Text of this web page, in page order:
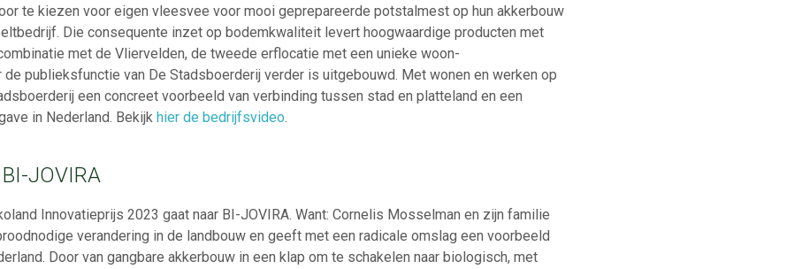
te kiezen voor eigen vleesvee voor mooi geprepareerde potstalmest op hun akkerbouw
Die consequente inzet op bodemkwaliteit levert hoogwaardige producten met
met de Vliervelden, de tweede erflocatie met een unieke woon-
de publieksfunctie van De Stadsboerderij verder is uitgebouwd. Met wonen en werken op
een concreet voorbeeld van verbinding tussen stad en platteland en een
in Nederland. Bekijk hier de bedrijfsvideo.
JOVIRA
Innovatieprijs 2023 gaat naar BI-JOVIRA. Want: Cornelis Mosselman en zijn familie
verandering in de landbouw en geeft met een radicale omslag een voorbeeld
Door van gangbare akkerbouw in een klap om te schakelen naar biologisch, met